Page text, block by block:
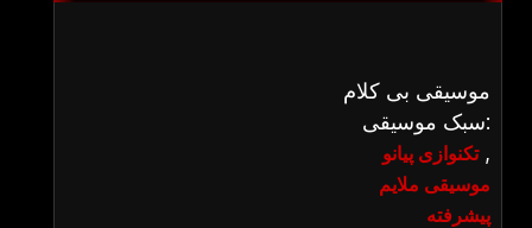
موسیقی بی کلام
سبک موسیقی:
تکنوازی پیانو,
موسیقی ملایم
پیشرفته